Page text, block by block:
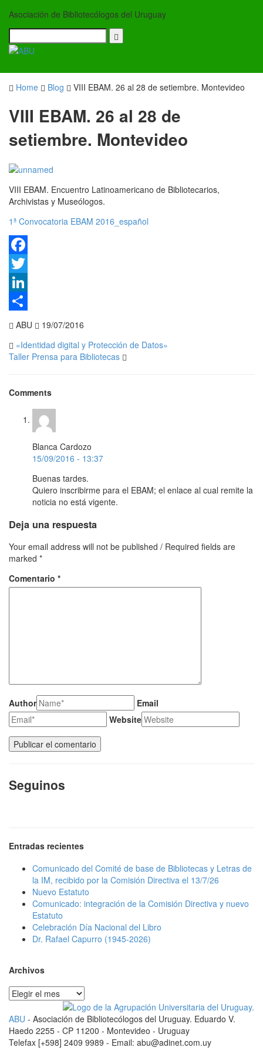
Asociación de Bibliotecólogos del Uruguay
Home
Blog VIII EBAM. 26 al 28 de setiembre. Montevideo
VIII EBAM. 26 al 28 de
setiembre. Montevideo
VIII EBAM. Encuentro Latinoamericano de Bibliotecarios,
Archivistas y Museólogos.
1ª Convocatoria EBAM 2016_español
Facebook
Twitter
LinkedIn
Compartir
ABU
19/07/2016
«Identidad digital y Protección de Datos»
Taller Prensa para Bibliotecas
Comments
Blanca Cardozo
15/09/2016 - 13:37
Buenas tardes.
Quiero inscribirme para el EBAM; el enlace al cual remite la
noticia no está vigente.
Deja una respuesta
Your email address will not be published / Required fields are
marked *
Comentario *
Author
Email
Website
Seguinos
Entradas recientes
Comunicado del Comité de base de Bibliotecas y Letras de
la IM, recibido por la Comisión Directiva el 13/7/26
Nuevo Estatuto
Comunicado: integración de la Comisión Directiva y nuevo
Estatuto
Celebración Día Nacional del Libro
Dr. Rafael Capurro (1945-2026)
Archivos
Archivos
ABU - Asociación de Bibliotecólogos del Uruguay. Eduardo V.
Haedo 2255 - CP 11200 - Montevideo - Uruguay
Telefax [+598] 2409 9989 - Email: abu@adinet.com.uy